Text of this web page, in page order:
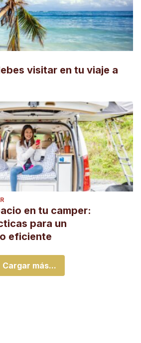
visitar en tu viaje a
en tu camper:
para un
eficiente
Cargar más...